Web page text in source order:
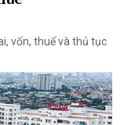
vốn, thuế và thủ tục